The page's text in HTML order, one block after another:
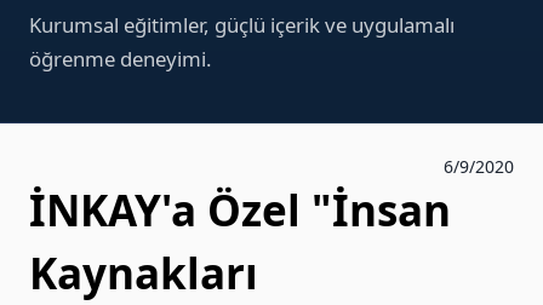
Kurumsal eğitimler, güçlü içerik ve uygulamalı
öğrenme deneyimi.
6/9/2020
İNKAY'a Özel "İnsan
Kaynakları